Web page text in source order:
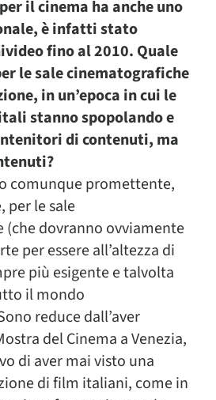
il cinema ha anche uno
è infatti stato
fino al 2010. Quale
le sale cinematografiche
in un’epoca in cui le
stanno spopolando e
di contenuti, ma
comunque promettente,
per le sale
(che dovranno ovviamente
per essere all’altezza di
più esigente e talvolta
il mondo
reduce dall’aver
del Cinema a Venezia,
di aver mai visto una
di film italiani, come in